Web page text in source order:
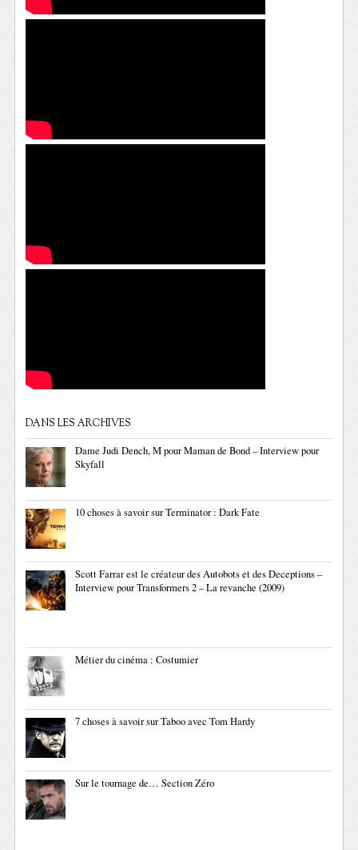
DANS LES ARCHIVES
Dame Judi Dench, M pour Maman de Bond – Interview pour
Skyfall
10 choses à savoir sur Terminator : Dark Fate
Scott Farrar est le créateur des Autobots et des Deceptions –
Interview pour Transformers 2 – La revanche (2009)
Métier du cinéma : Costumier
7 choses à savoir sur Taboo avec Tom Hardy
Sur le tournage de… Section Zéro